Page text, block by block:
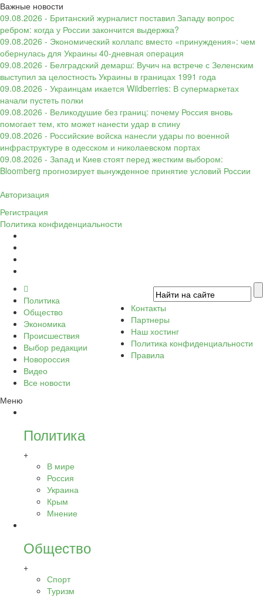
Важные новости
09.08.2026 - Британский журналист поставил Западу вопрос
ребром: когда у России закончится выдержка?
09.08.2026 - Экономический коллапс вместо «принуждения»: чем
обернулась для Украины 40-дневная операция
09.08.2026 - Белградский демарш: Вучич на встрече с Зеленским
выступил за целостность Украины в границах 1991 года
09.08.2026 - Украинцам икается Wildberries: В супермаркетах
начали пустеть полки
09.08.2026 - Великодушие без границ: почему Россия вновь
помогает тем, кто может нанести удар в спину
09.08.2026 - Российские войска нанесли удары по военной
инфраструктуре в одесском и николаевском портах
09.08.2026 - Запад и Киев стоят перед жестким выбором:
Bloomberg прогнозирует вынужденное принятие условий России
Авторизация
Регистрация
Политика конфиденциальности
Политика
Общество
Экономика
Происшествия
Выбор редакции
Новороссия
Видео
Все новости
Меню
Политика
+
В мире
Россия
Украина
Крым
Мнение
Общество
+
Спорт
Туризм
Контакты
Партнеры
Наш хостинг
Политика конфиденциальности
Правила